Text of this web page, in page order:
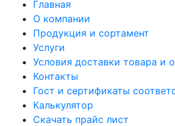
Главная
О компании
Продукция и сортамент
Услуги
Условия доставки товара и
Контакты
Гост и сертификаты
Калькулятор
Скачать прайс лист